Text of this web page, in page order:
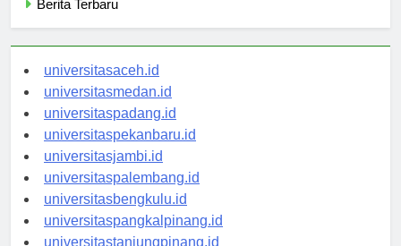
universitasaceh.id
universitasmedan.id
universitaspadang.id
universitaspekanbaru.id
universitasjambi.id
universitaspalembang.id
universitasbengkulu.id
universitaspangkalpinang.id